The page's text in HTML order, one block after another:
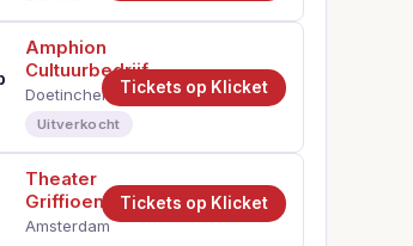
Amphion
Cultuurbedrijf
Doetinchem
Uitverkocht
Tickets op Klicket
Theater
Griffioen
Amsterdam
Tickets op Klicket